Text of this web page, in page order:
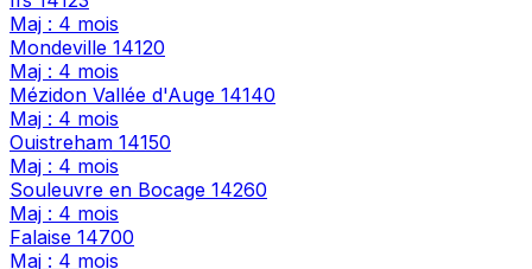
Maj : 4 mois
Mondeville 14120
Maj : 4 mois
Mézidon Vallée d'Auge 14140
Maj : 4 mois
Ouistreham 14150
Maj : 4 mois
Souleuvre en Bocage 14260
Maj : 4 mois
Falaise 14700
Maj : 4 mois